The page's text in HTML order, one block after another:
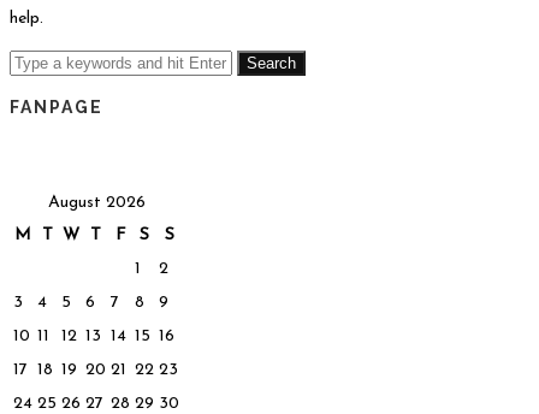
help.
FANPAGE
August 2026
M
W F S S
1
2
3
4 5 6 7 8
9
10 11 12 13 14 15 16
17 18 19 20 21 22 23
24 25 26 27 28 29 30